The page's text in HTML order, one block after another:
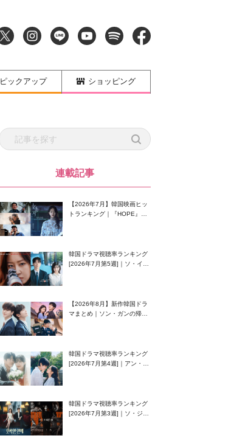
ピックアップ ショッピング
連載記事
【2026年7月】韓国映画ヒッ
トランキング｜『HOPE』が
韓国ドラマ視聴率ランキング
[2026年7月第5週]｜ソ・イン
【2026年8月】新作韓国ドラ
マまとめ｜ソン・ガンの帰
韓国ドラマ視聴率ランキング
[2026年7月第4週]｜アン・ヒ
韓国ドラマ視聴率ランキング
[2026年7月第3週]｜ソ・ジソ